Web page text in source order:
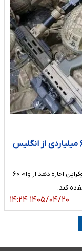
اروپا به کی‌یف اجازه می‌دهد تا با کمک ۶۰ میلیاردی از انگلیس
بلومبرگ گزارش داد که اتحادیه اروپا قصد دارد به اوکراین اجازه دهد از وام ۶۰
کند.
۱۴۰۵/۰۴/۲۰ ۱۴:۲۴